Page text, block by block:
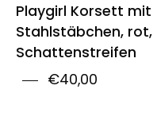
Playgirl Korsett mit
Stahlstäbchen, rot,
Schattenstreifen
€40,00